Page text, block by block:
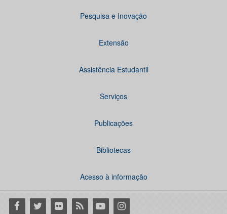
Pesquisa e Inovação
Extensão
Assistência Estudantil
Serviços
Publicações
Bibliotecas
Acesso à informação
Facebook
Twitter Flickr RSS YoutubeInstagram